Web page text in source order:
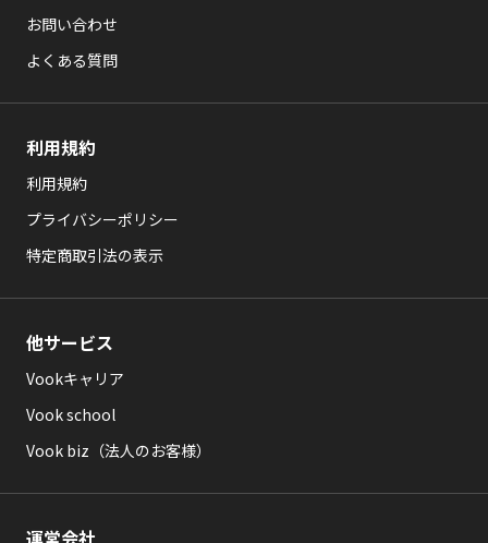
お問い合わせ
よくある質問
利用規約
利用規約
プライバシーポリシー
特定商取引法の表示
他サービス
Vookキャリア
Vook school
Vook biz（法人のお客様）
運営会社